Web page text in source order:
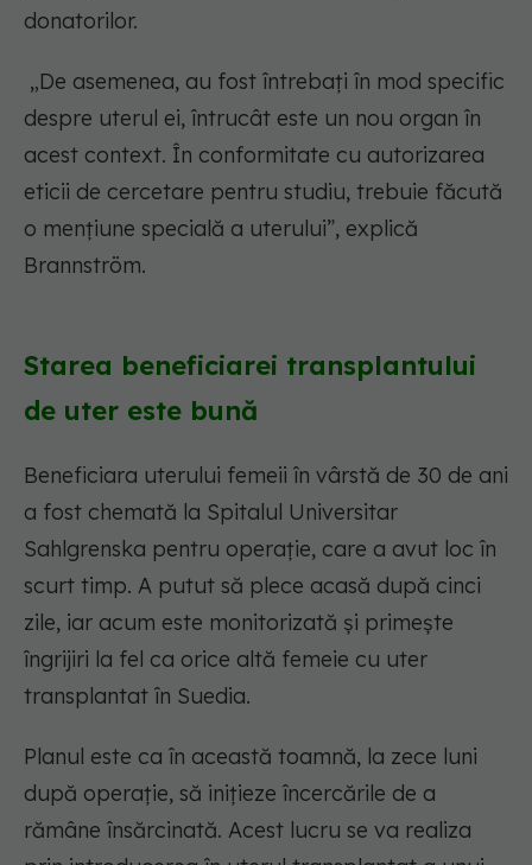
donatorilor.
„De asemenea, au fost întrebați în mod specific
despre uterul ei, întrucât este un nou organ în
acest context. În conformitate cu autorizarea
eticii de cercetare pentru studiu, trebuie făcută
o mențiune specială a uterului”, explică
Brannström.
Starea beneficiarei transplantului
de uter este bună
Beneficiara uterului femeii în vârstă de 30 de ani
a fost chemată la Spitalul Universitar
Sahlgrenska pentru operație, care a avut loc în
scurt timp. A putut să plece acasă după cinci
zile, iar acum este monitorizată și primește
îngrijiri la fel ca orice altă femeie cu uter
transplantat în Suedia.
Planul este ca în această toamnă, la zece luni
după operație, să inițieze încercările de a
rămâne însărcinată. Acest lucru se va realiza